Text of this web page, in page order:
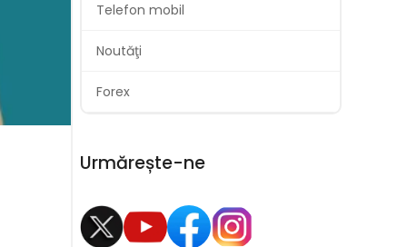
Telefon mobil
Noutăţi
Forex
Urmărește-ne